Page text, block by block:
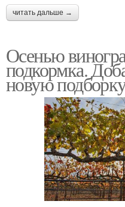
читать дальше →
Осенью
подкормка.
новую